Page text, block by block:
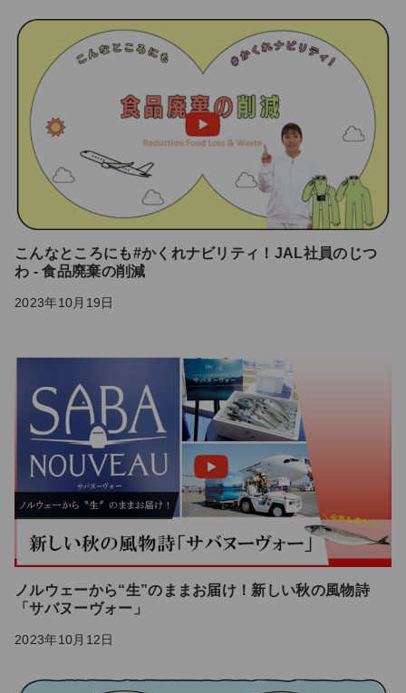
こんなところにも#かくれナビリティ！JAL社員のじつ
わ - 食品廃棄の削減
2023年10月19日
ノルウェーから“生”のままお届け！新しい秋の風物詩
「サバヌーヴォー」
2023年10月12日